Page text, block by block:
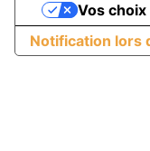
Notification lors
Vos